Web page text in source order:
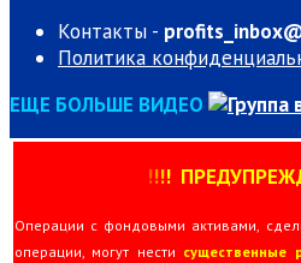
Контакты -
Политика
ЕЩЕ БОЛЬШЕ ВИДЕО
!!!!
Операции с фондовыми активами,
операции, могут нести существенные